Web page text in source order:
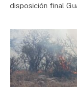
disposición final